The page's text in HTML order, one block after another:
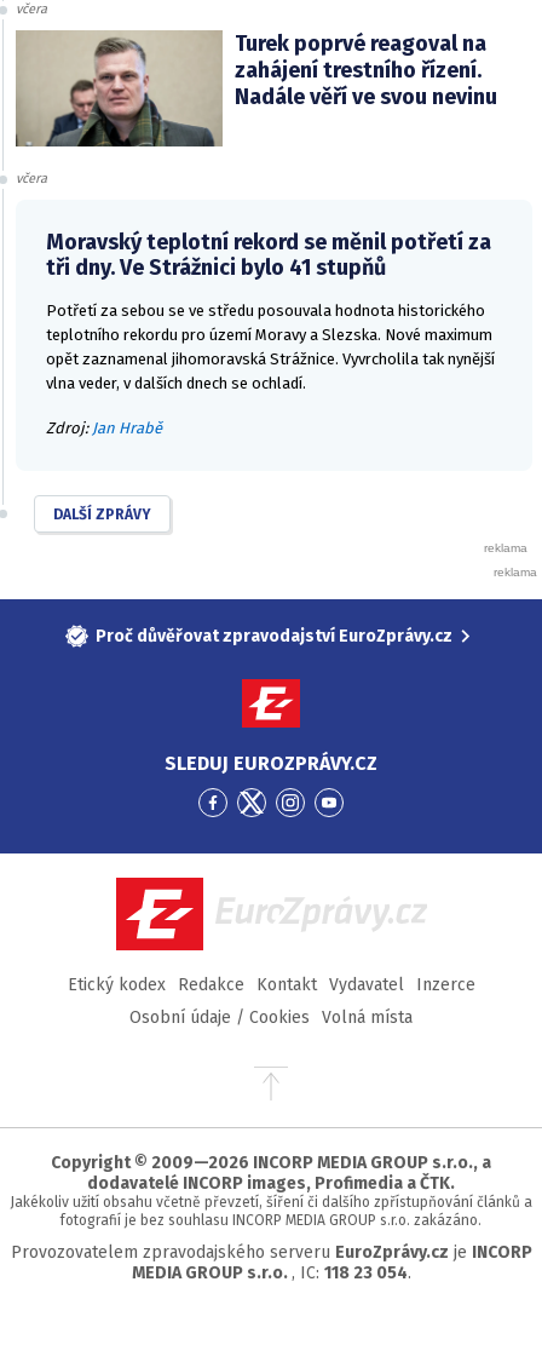
včera
Turek poprvé reagoval na
zahájení trestního řízení.
Nadále věří ve svou nevinu
včera
Moravský teplotní rekord se měnil potřetí za
tři dny. Ve Strážnici bylo 41 stupňů
Potřetí za sebou se ve středu posouvala hodnota historického
teplotního rekordu pro území Moravy a Slezska. Nové maximum
opět zaznamenal jihomoravská Strážnice. Vyvrcholila tak nynější
vlna veder, v dalších dnech se ochladí.
Zdroj: Jan Hrabě
DALŠÍ ZPRÁVY
Proč důvěřovat zpravodajství EuroZprávy.cz
SLEDUJ EUROZPRÁVY.CZ
Přejít
Facebook
Přejít
Twitter
Přejít
Instagram
Přejít
YouTube
EuroZprávy.cz
Etický kodex Redakce Kontakt Vydavatel
Inzerce
Osobní údaje / Cookies
Volná místa
Přejít
stránky
Copyright © 2009—2026 INCORP MEDIA GROUP s.r.o., a
dodavatelé INCORP images, Profimedia a ČTK.
Jakékoliv užití obsahu včetně převzetí, šíření či dalšího zpřístupňování článků a
fotografií je bez souhlasu INCORP MEDIA GROUP s.r.o. zakázáno.
Provozovatelem zpravodajského serveru EuroZprávy.cz je INCORP
MEDIA GROUP s.r.o. , IC: 118 23 054.